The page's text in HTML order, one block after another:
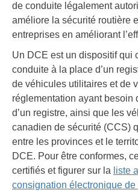
de conduite légalement
améliore la sécurité routière
entreprises en améliorant
Un DCE est un dispositif qui
conduite à la place d’un
de véhicules utilitaires et de
réglementation ayant besoin
d’un registre, ainsi que les
canadien de sécurité (CCS)
entre les provinces et le
DCE. Pour être conformes,
certifiés et figurer sur la liste
consignation électronique de